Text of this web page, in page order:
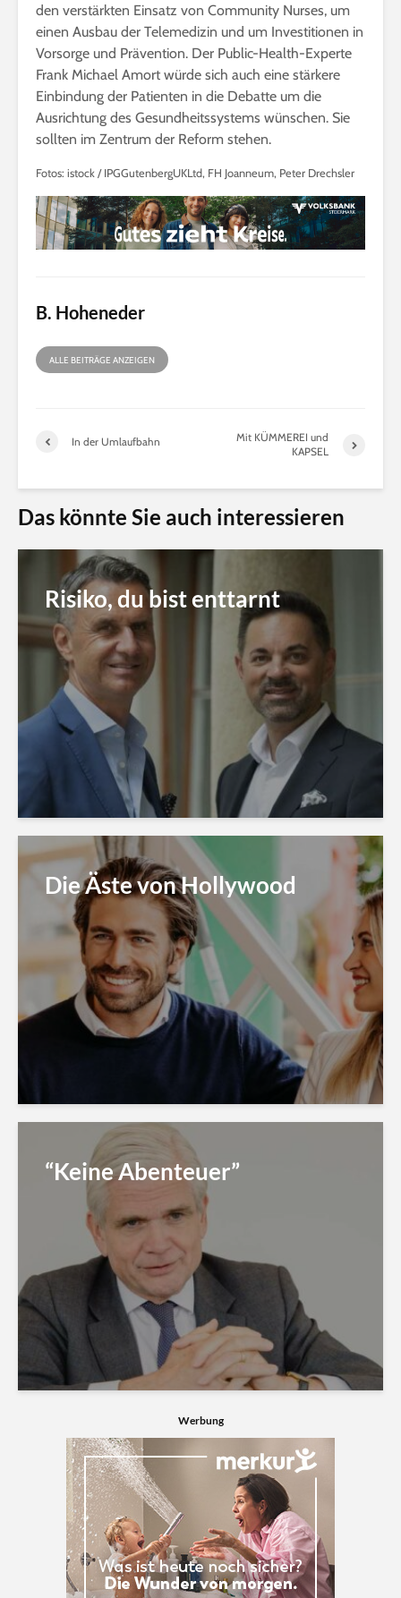
den verstärkten Einsatz von Community Nurses, um
einen Ausbau der Telemedizin und um Investitionen in
Vorsorge und Prävention. Der Public-Health-Experte
Frank Michael Amort würde sich auch eine stärkere
Einbindung der Patienten in die Debatte um die
Ausrichtung des Gesundheitssystems wünschen. Sie
sollten im Zentrum der Reform stehen.
Fotos: istock / IPGGutenbergUKLtd, FH Joanneum, Peter Drechsler
B. Hoheneder
ALLE BEITRÄGE ANZEIGEN
In der Umlaufbahn
Mit KÜMMEREI und
KAPSEL
Das könnte Sie auch interessieren
Risiko, du bist enttarnt
Die Äste von Hollywood
“Keine Abenteuer”
Werbung